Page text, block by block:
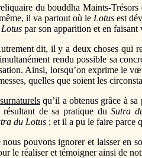
du bouddha Maints-
il va partout où le Lotusest
par son apparition et en faisant
dit, il y a deux choses qui
rendu possible sa
Ainsi, lorsqu’on exprime le
quelles que soient les
qu’il a obtenus grâce à
résultant de sa pratique duSutra
du Lotus; et il a pu le faire parce
nous pouvons ignorer et laisser en
le réaliser et témoigner ainsi de